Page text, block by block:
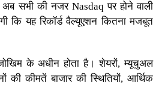
अब सभी की नजरNasdaq पर होने वाली
कि यहरिकॉर्ड वैल्यूएशन कितना मजबूत
के अधीन होता है। शेयरों, म्यूचुअल
की कीमतें बाजार की स्थितियों, आर्थिक